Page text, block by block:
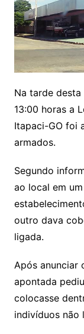
Na tarde
13:00 horas a
Itapaci-GO foi
armados.
Segundo
ao local em
outro dava
ligada.
Após anunciar
apontada
colocasse
indivíduos não